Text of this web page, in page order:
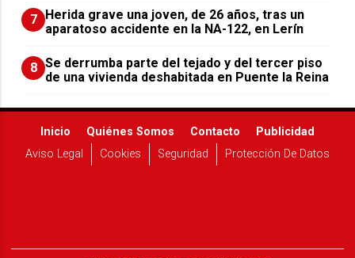
7 Herida grave una joven, de 26 años, tras un
aparatoso accidente en la NA-122, en Lerín
8 Se derrumba parte del tejado y del tercer piso
de una vivienda deshabitada en Puente la Reina
Inicio Quiénes Somos Contacto
Publicidad
Aviso Legal
Cookies Seguridad Protección De Datos